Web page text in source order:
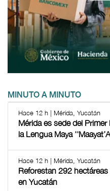
MINUTO A MINUTO
Hace 12 h | Mérida, Yucatán
Mérida es sede del
la Lengua Maya
Hace 12 h | Mérida, Yucatán
Reforestan 292
en Yucatán